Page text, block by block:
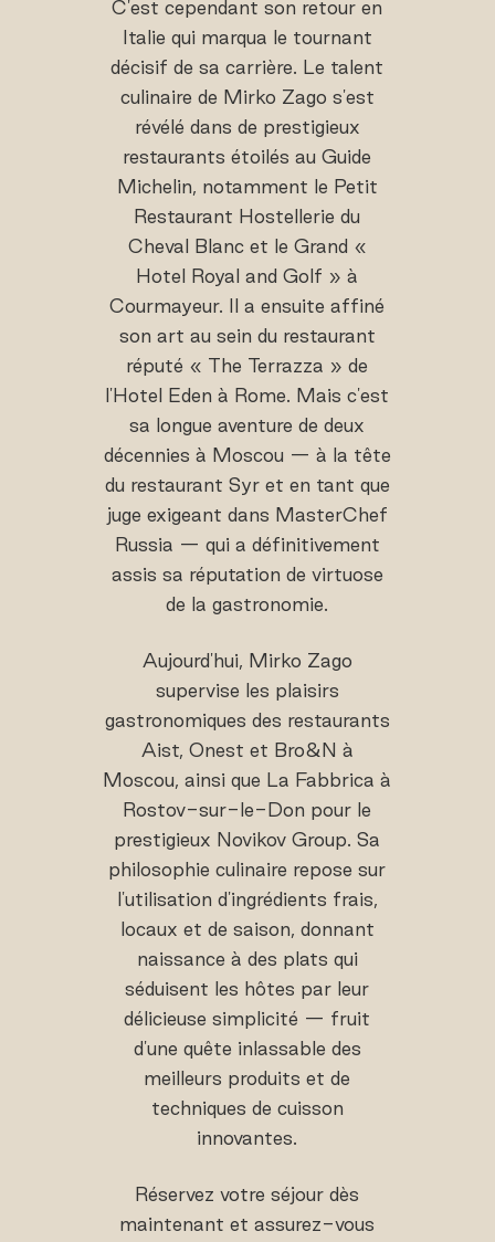
C'est cependant son retour en
Italie qui marqua le tournant
décisif de sa carrière. Le talent
culinaire de Mirko Zago s'est
révélé dans de prestigieux
restaurants étoilés au Guide
Michelin, notamment le Petit
Restaurant Hostellerie du
Cheval Blanc et le Grand «
Hotel Royal and Golf » à
Courmayeur. Il a ensuite affiné
son art au sein du restaurant
réputé « The Terrazza » de
l'Hotel Eden à Rome. Mais c'est
sa longue aventure de deux
décennies à Moscou — à la tête
du restaurant Syr et en tant que
juge exigeant dans MasterChef
Russia — qui a définitivement
assis sa réputation de virtuose
de la gastronomie.
Aujourd'hui, Mirko Zago
supervise les plaisirs
gastronomiques des restaurants
Aist, Onest et Bro&N à
Moscou, ainsi que La Fabbrica à
Rostov-sur-le-Don pour le
prestigieux Novikov Group. Sa
philosophie culinaire repose sur
l'utilisation d'ingrédients frais,
locaux et de saison, donnant
naissance à des plats qui
séduisent les hôtes par leur
délicieuse simplicité — fruit
d'une quête inlassable des
meilleurs produits et de
techniques de cuisson
innovantes.
Réservez votre séjour dès
maintenant et assurez-vous